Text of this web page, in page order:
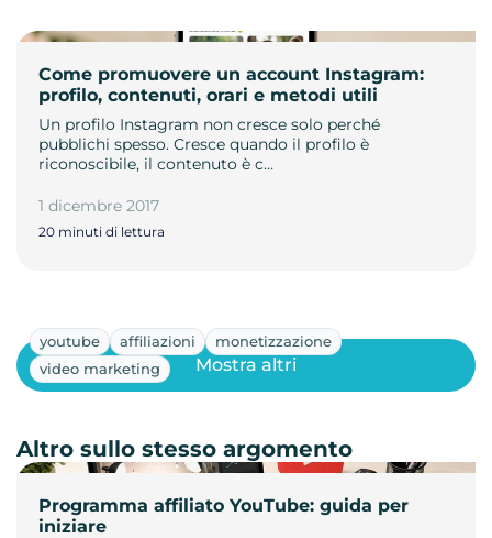
Come promuovere un account Instagram:
profilo, contenuti, orari e metodi utili
Un profilo Instagram non cresce solo perché
pubblichi spesso. Cresce quando il profilo è
riconoscibile, il contenuto è c…
1 dicembre 2017
20 minuti di lettura
youtube affiliazioni
monetizzazione
video marketing
Programma affiliato YouTube: guida per
iniziare
Mostra altri
Altro sullo stesso argomento